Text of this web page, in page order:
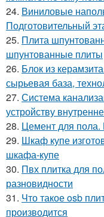
24. Виниловые
Подготовительный
25. Плита
шпунтованные плиты
26. Блок из
сырьевая база,
27. Система
устройству
28. Цемент для пола.
29. Шкаф купе
шкафа-купе
30. Пвх плитка для
разновидности
31. Что такое osb
производится